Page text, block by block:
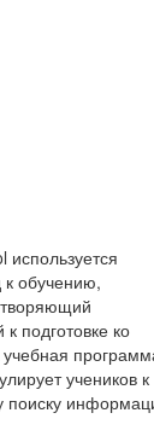
используется
обучению,
подготовке ко
учеников к
поиску